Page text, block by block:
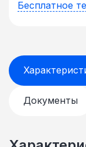
Бесплатное
Документы